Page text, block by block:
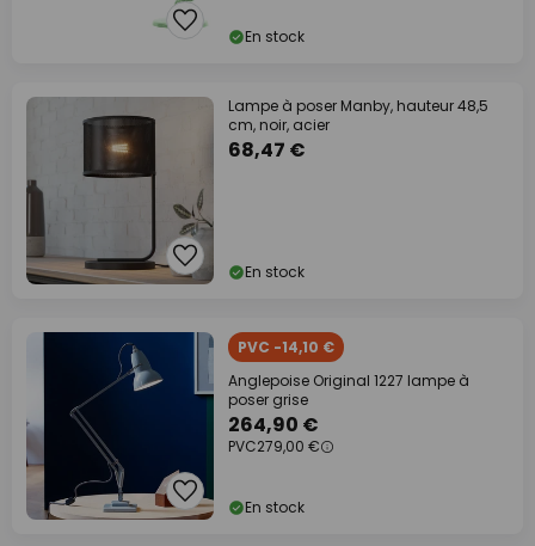
En stock
Lampe à poser Manby, hauteur 48,5
cm, noir, acier
68,47 €
En stock
PVC -14,10 €
Anglepoise Original 1227 lampe à
poser grise
264,90 €
PVC279,00 €
En stock